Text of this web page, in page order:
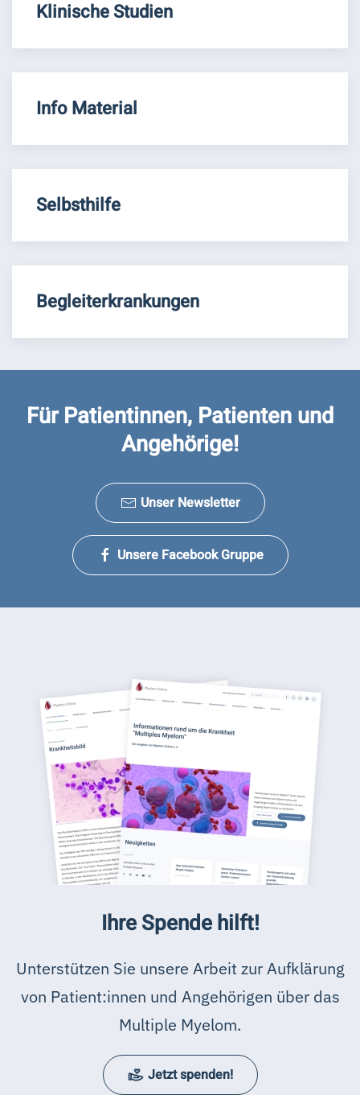
Klinische Studien
Info Material
Selbsthilfe
Begleiterkrankungen
Für Patientinnen, Patienten und
Angehörige!
Unser Newsletter
Unsere Facebook Gruppe
Ihre Spende hilft!
Unterstützen Sie unsere Arbeit zur Aufklärung
von Patient:innen und Angehörigen über das
Multiple Myelom.
Jetzt spenden!